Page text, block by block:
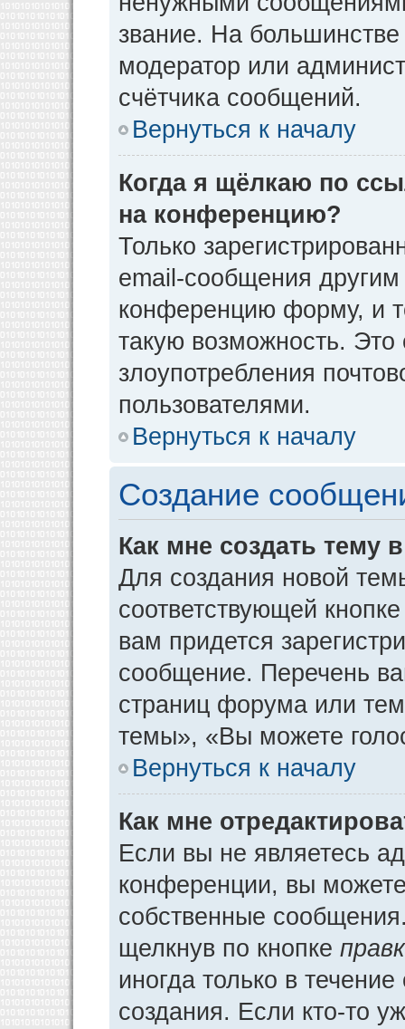
звание. На
модератор или
счётчика сообщений.
Вернуться к началу
Когда я щёлкаю по
на конференцию?
Только
email-сообщения
конференцию форму, и
такую возможность. Это
злоупотребления
пользователями.
Вернуться к началу
Создание
Как мне создать тему
Для создания новой
соответствующей
вам придется
сообщение. Перечень
страниц форума или
темы», «Вы можете
Вернуться к началу
Как мне
Если вы не являетесь
конференции, вы можете
собственные
щелкнув по кнопке
иногда только в
создания. Если кто-то